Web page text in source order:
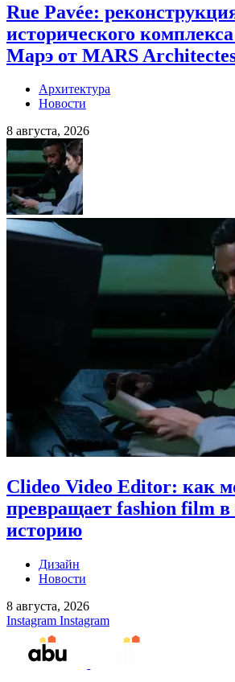
Rue Pavée:
исторического
Марэ от MARS
Архитектура
Новости
8 августа, 2026
Clideo Video Editor: как
превращает fashion film
историю
Дизайн
Новости
8 августа, 2026
Instagram Instagram